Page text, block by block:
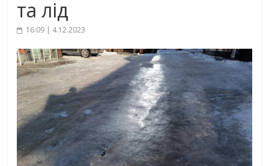
та лід
16:09 | 4.12.2023